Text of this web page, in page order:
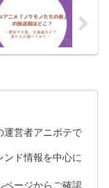
運営者アニポテで
ド情報を中心に
ページからご確認